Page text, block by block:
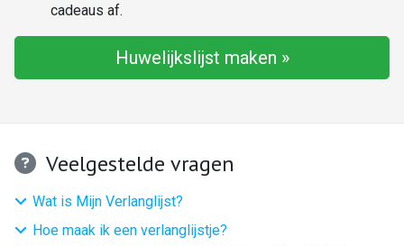
cadeaus af.
Huwelijkslijst maken »
Veelgestelde vragen
Wat is Mijn Verlanglijst?
Hoe maak ik een verlanglijstje?